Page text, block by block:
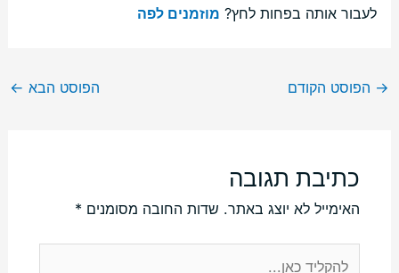
לעבור אותה בפחות לחץ? מוזמנים לפה
→ הפוסט הקודם הפוסט הבא ←
כתיבת תגובה
האימייל לא יוצג באתר. שדות החובה מסומנים *